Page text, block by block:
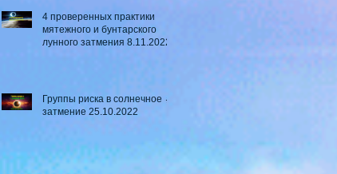
4 проверенных практики
мятежного и бунтарского
лунного затмения 8.11.2022
Группы риска в солнечное ☼
затмение​ 25.10.2022